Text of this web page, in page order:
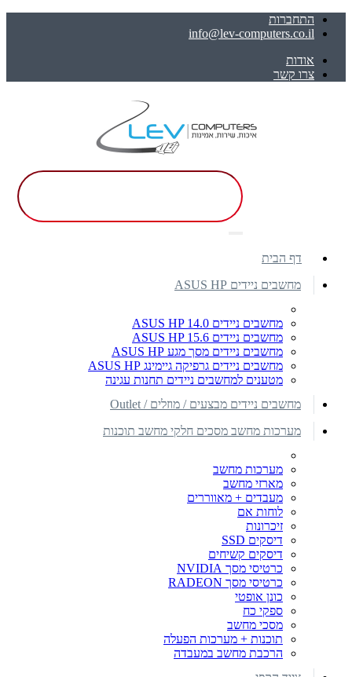
התחברות
info@lev-computers.co.il
אודות
צרו קשר
דף הבית
מחשבים ניידים ASUS HP
מחשבים ניידים ASUS HP 14.0
מחשבים ניידים ASUS HP 15.6
מחשבים ניידים מסך מגע ASUS HP
מחשבים ניידים גרפיקה גיימינג ASUS HP
מטענים למחשבים ניידים תחנות עגינה
מחשבים ניידים מבצעים / מוזלים / Outlet
מערכות מחשב מסכים חלקי מחשב תוכנות
מערכות מחשב
מארזי מחשב
מעבדים + מאווררים
לוחות אם
זיכרונות
דיסקים SSD
דיסקים קשיחים
כרטיסי מסך NVIDIA
כרטיסי מסך RADEON
כונן אופטי
ספקי כח
מסכי מחשב
תוכנות + מערכות הפעלה
הרכבת מחשב במעבדה